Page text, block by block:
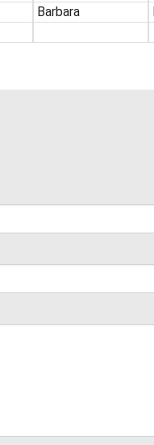
Barbara